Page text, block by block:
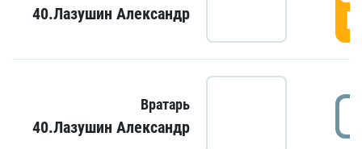
40.Лазушин Александр
Вратарь
40.Лазушин Александр